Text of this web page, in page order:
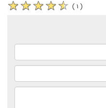
( ۱ )